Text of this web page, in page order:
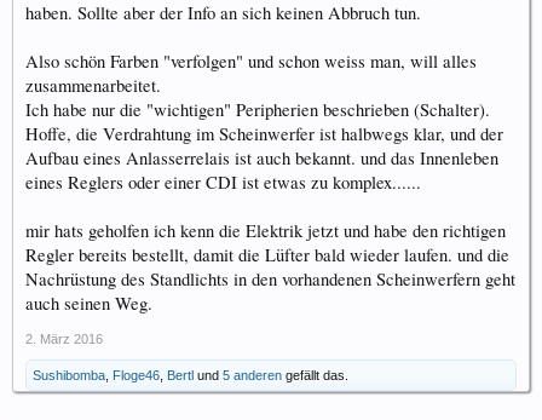
haben. Sollte aber der Info an sich keinen Abbruch tun.
Also schön Farben "verfolgen" und schon weiss man, will alles
zusammenarbeitet.
Ich habe nur die "wichtigen" Peripherien beschrieben (Schalter).
Hoffe, die Verdrahtung im Scheinwerfer ist halbwegs klar, und der
Aufbau eines Anlasserrelais ist auch bekannt. und das Innenleben
eines Reglers oder einer CDI ist etwas zu komplex......
mir hats geholfen ich kenn die Elektrik jetzt und habe den richtigen
Regler bereits bestellt, damit die Lüfter bald wieder laufen. und die
Nachrüstung des Standlichts in den vorhandenen Scheinwerfern geht
auch seinen Weg.
2. März 2016
Sushibomba Floge46 Bertl und 5 anderen gefällt das.